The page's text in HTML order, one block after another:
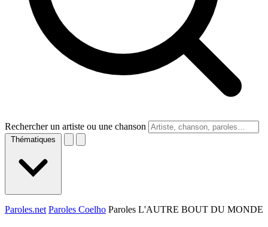
Rechercher un artiste ou une chanson
Thématiques
Paroles.net Paroles Coelho Paroles L'AUTRE BOUT DU MONDE